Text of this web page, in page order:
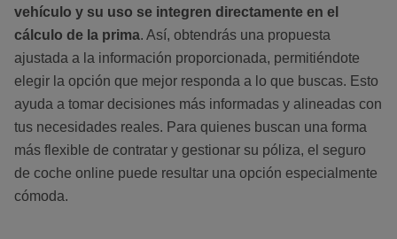
vehículo y su uso se integren directamente en el
cálculo de la prima. Así, obtendrás una propuesta
ajustada a la información proporcionada, permitiéndote
elegir la opción que mejor responda a lo que buscas. Esto
ayuda a tomar decisiones más informadas y alineadas con
tus necesidades reales. Para quienes buscan una forma
más flexible de contratar y gestionar su póliza, el seguro
de coche online puede resultar una opción especialmente
cómoda.